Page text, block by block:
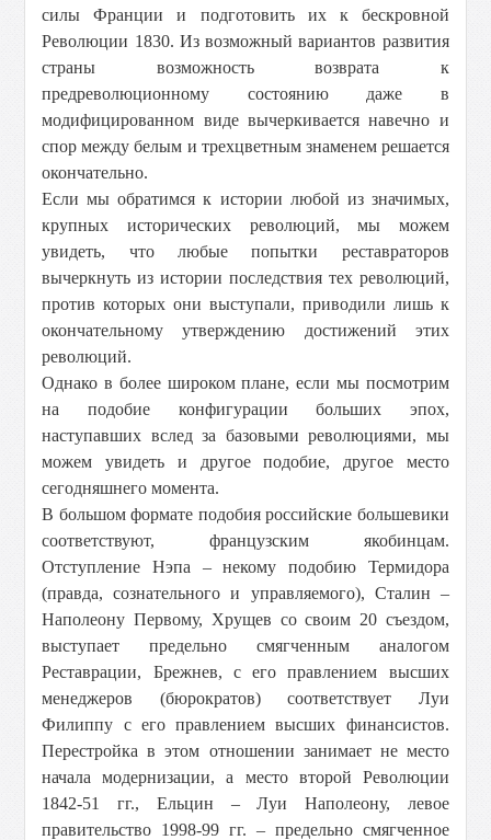
силы Франции и подготовить их к бескровной
Революции 1830. Из возможный вариантов развития
страны возможность возврата к
предреволюционному состоянию даже в
модифицированном виде вычеркивается навечно и
спор между белым и трехцветным знаменем решается
окончательно.
Если мы обратимся к истории любой из значимых,
крупных исторических революций, мы можем
увидеть, что любые попытки реставраторов
вычеркнуть из истории последствия тех революций,
против которых они выступали, приводили лишь к
окончательному утверждению достижений этих
революций.
Однако в более широком плане, если мы посмотрим
на подобие конфигурации больших эпох,
наступавших вслед за базовыми революциями, мы
можем увидеть и другое подобие, другое место
сегодняшнего момента.
В большом формате подобия российские большевики
соответствуют, французским якобинцам.
Отступление Нэпа – некому подобию Термидора
(правда, сознательного и управляемого), Сталин –
Наполеону Первому, Хрущев со своим 20 съездом,
выступает предельно смягченным аналогом
Реставрации, Брежнев, с его правлением высших
менеджеров (бюрократов) соответствует Луи
Филиппу с его правлением высших финансистов.
Перестройка в этом отношении занимает не место
начала модернизации, а место второй Революции
1842-51 гг., Ельцин – Луи Наполеону, левое
правительство 1998-99 гг. – предельно смягченное